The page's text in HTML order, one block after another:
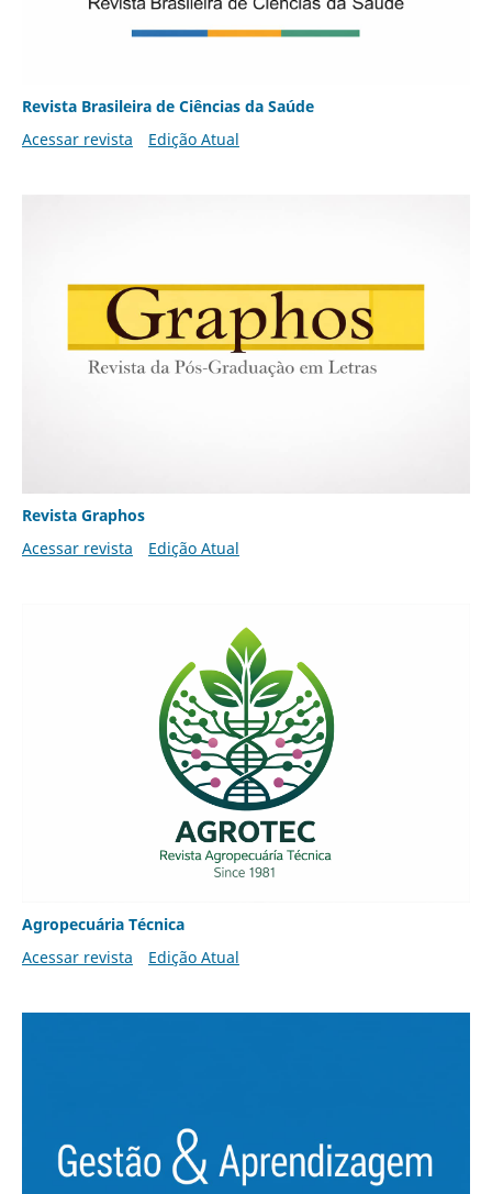
Revista Brasileira de Ciências da Saúde
Acessar revista
Edição Atual
Revista Graphos
Acessar revista
Edição Atual
Agropecuária Técnica
Acessar revista
Edição Atual